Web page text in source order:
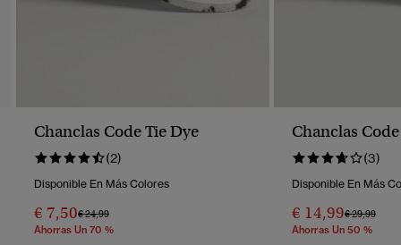
Chanclas Code Tie Dye
(2)
Disponible En Más Colores
€ 7,50Precio Rebajado De
€ 24,99A
Ahorras Un 70 %
Chanclas
(3)
Disponible En Más
€ 14,99Precio
€ 29,99A
Ahorras Un 50 %